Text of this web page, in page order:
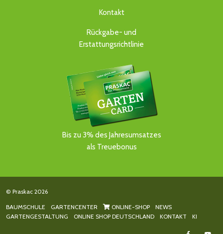
Kontakt
Rückgabe- und
Erstattungsrichtlinie
Bis zu 3% des Jahresumsatzes
als Treuebonus
© Praskac 2026
BAUMSCHULE GARTENCENTER ONLINE-SHOP
NEWS
GARTENGESTALTUNG
ONLINE SHOP DEUTSCHLAND KONTAKT KI